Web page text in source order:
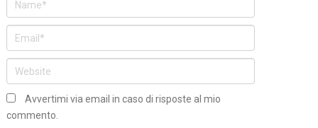
Avvertimi via email in caso di risposte al mio
commento.